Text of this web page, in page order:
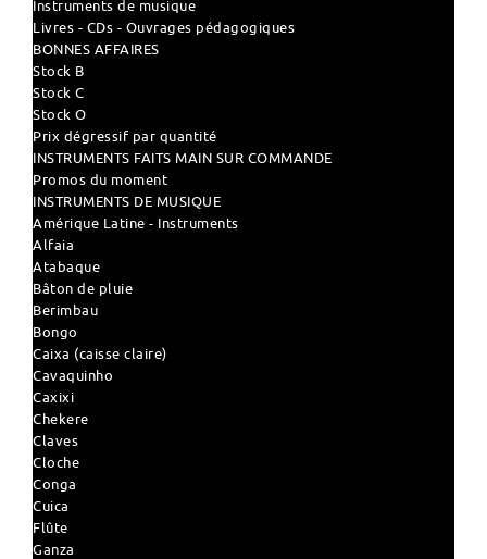
Instruments de musique
Livres - CDs - Ouvrages pédagogiques
BONNES AFFAIRES
Stock B
Stock C
Stock O
Prix dégressif par quantité
INSTRUMENTS FAITS MAIN SUR COMMANDE
Promos du moment
INSTRUMENTS DE MUSIQUE
Amérique Latine - Instruments
Alfaia
Atabaque
Bâton de pluie
Berimbau
Bongo
Caixa (caisse claire)
Cavaquinho
Caxixi
Chekere
Claves
Cloche
Conga
Cuica
Flûte
Ganza